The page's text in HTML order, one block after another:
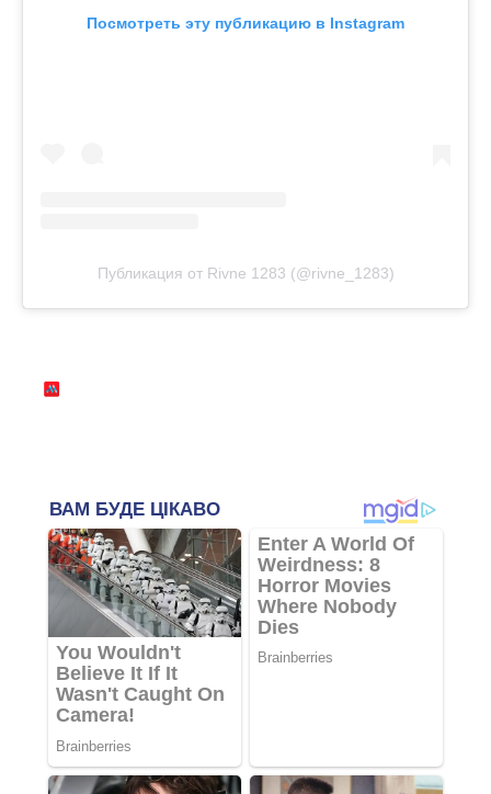
Посмотреть эту публикацию в Instagram
Публикация от Rivne 1283 (@rivne_1283)